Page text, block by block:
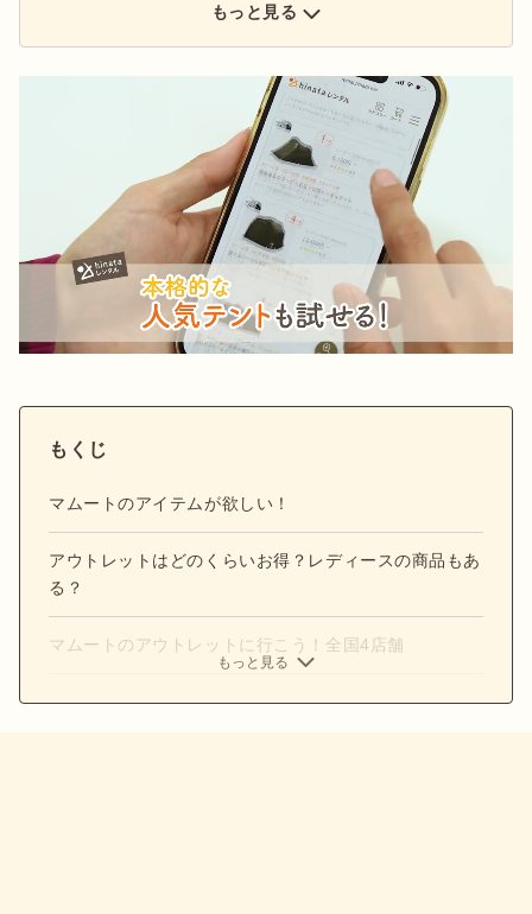
もっと見る
もくじ
マムートのアイテムが欲しい！
アウトレットはどのくらいお得？レディースの商品もあ
る？
マムートのアウトレットに行こう！全国4店舗
もっと見る